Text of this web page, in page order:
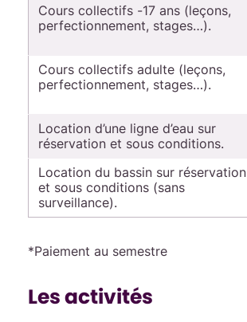
Cours collectifs -17 ans (leçons,
perfectionnement, stages…).
Cours collectifs adulte (leçons,
perfectionnement, stages…).
Location d’une ligne d’eau sur
réservation et sous conditions.
Location du bassin sur réservation
et sous conditions (sans
surveillance).
*Paiement au semestre
Les activités